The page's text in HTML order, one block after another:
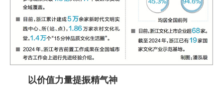
以价值力量提振精气神